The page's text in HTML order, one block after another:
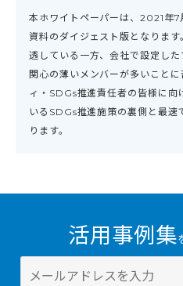
本ホワイトペーパーは、2021年
資料のダイジェスト版となりま
透している一方、会社で設定し
関心の薄いメンバーが多いこと
ィ・SDGs推進責任者の皆様に向
いるSDGs推進施策の裏側と最速
ります。
活用事例集